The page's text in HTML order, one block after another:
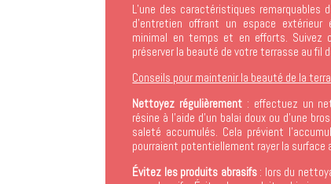
L’une des caractéristiques remarquables
d’entretien offrant un espace
minimal en temps et en efforts. Suivez
préserver la beauté de votre terrasse au fil
Conseils pour maintenir la beauté de la
Nettoyez régulièrement : effectuez un
résine à l’aide d’un balai doux ou d’une
saleté accumulés. Cela prévient
pourraient potentiellement rayer la surface
Évitez les produits abrasifs: lors du